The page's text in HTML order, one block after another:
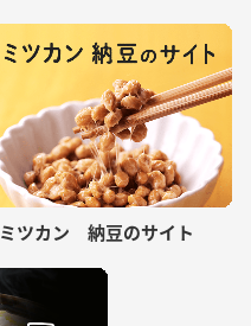
ミツカン 納豆のサイト